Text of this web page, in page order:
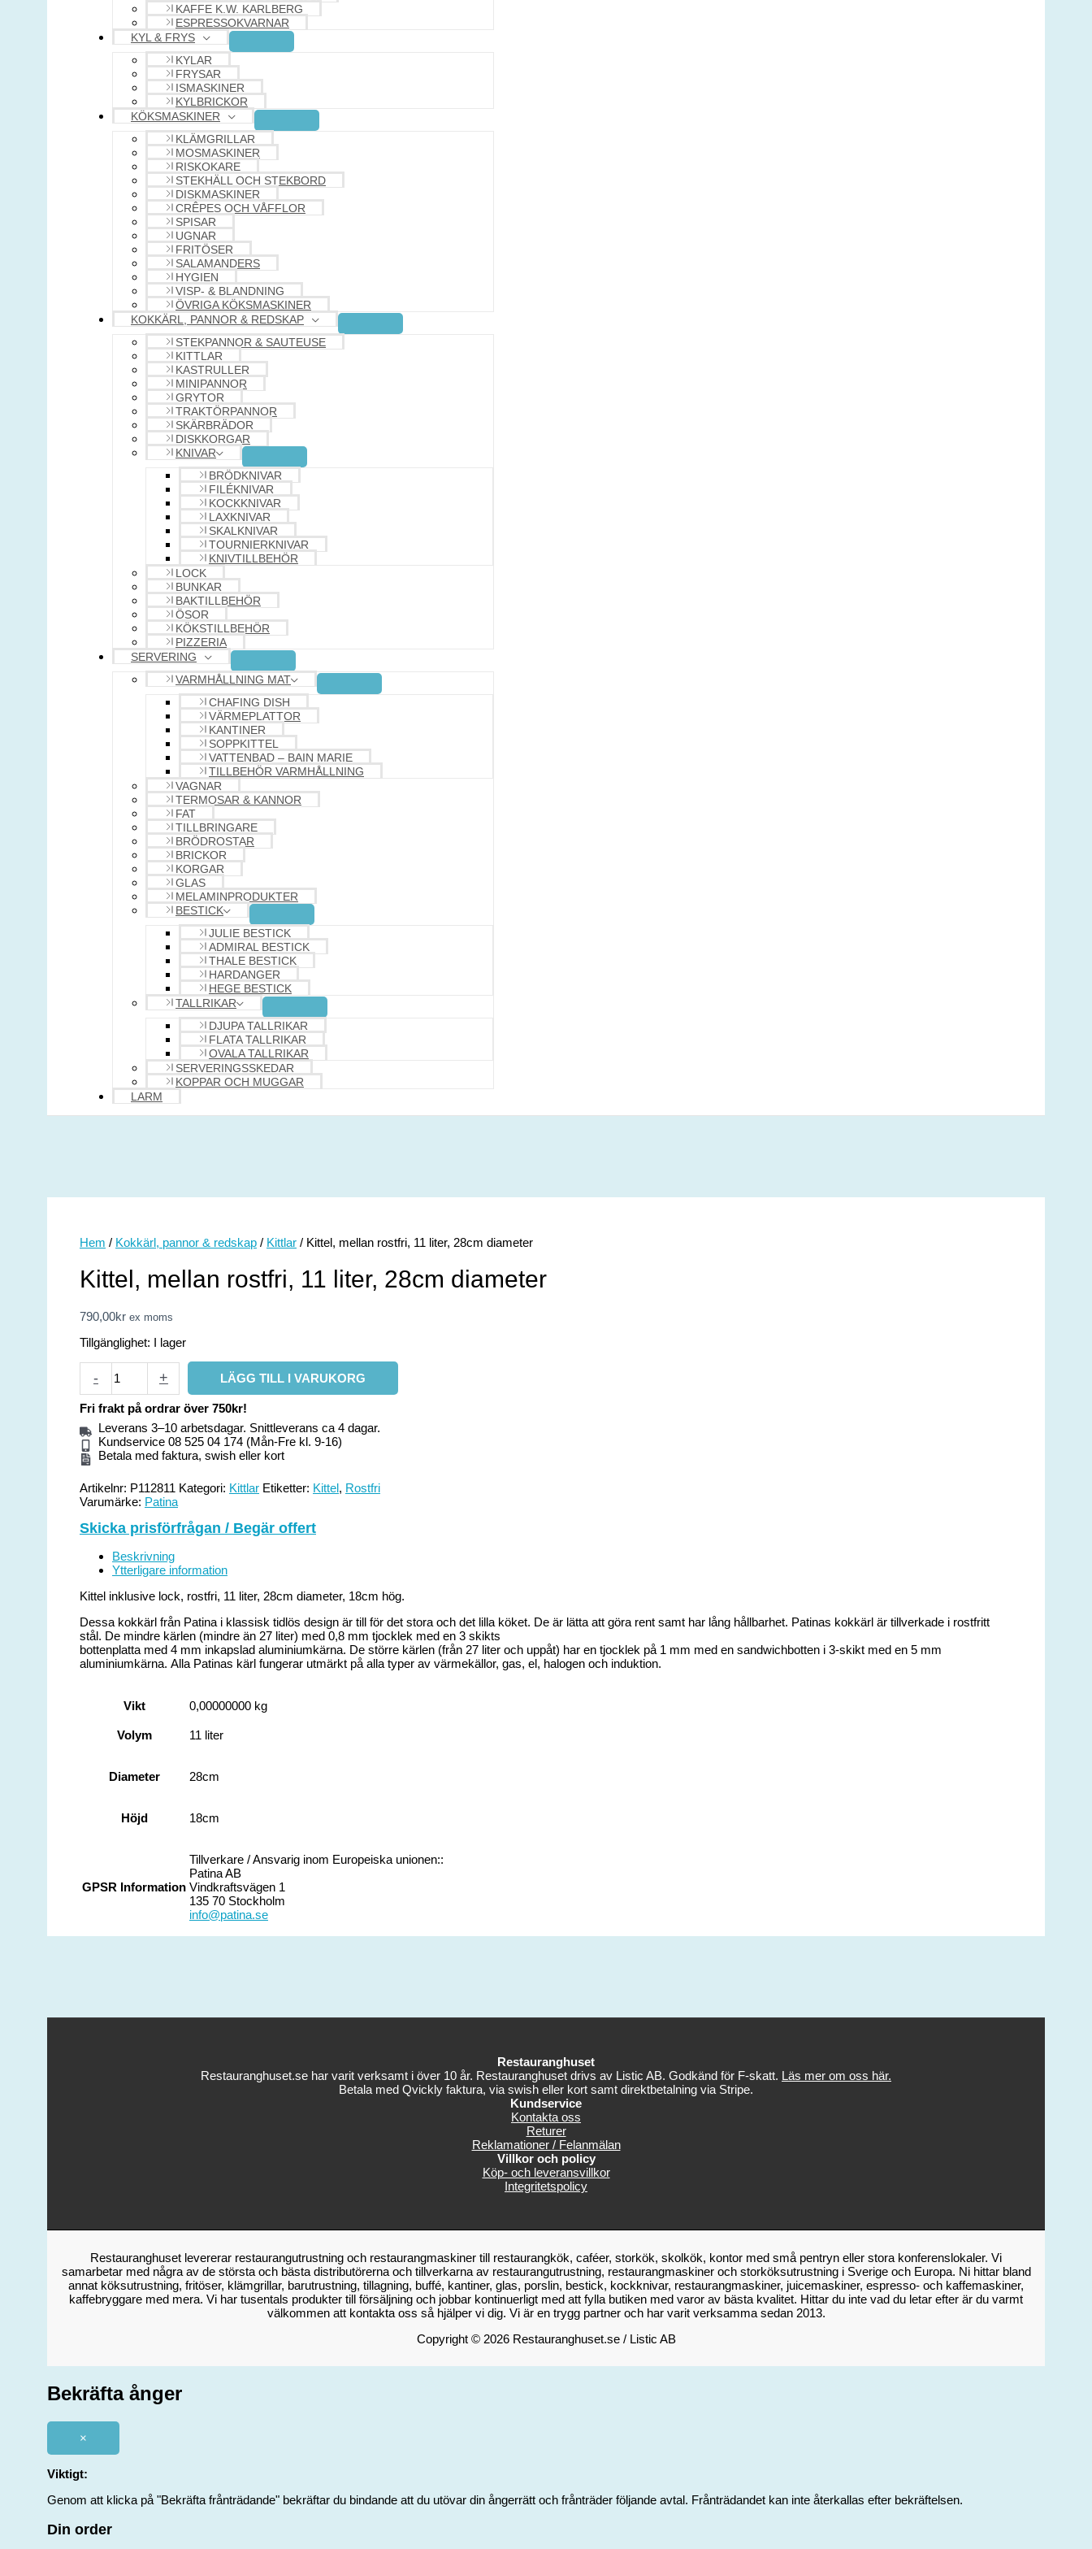
KAFFE K.W. KARLBERG
ESPRESSOKVARNAR
KYL & FRYS
KYLAR
FRYSAR
ISMASKINER
KYLBRICKOR
KÖKSMASKINER
KLÄMGRILLAR
MOSMASKINER
RISKOKARE
STEKHÄLL OCH STEKBORD
DISKMASKINER
CRÊPES OCH VÅFFLOR
SPISAR
UGNAR
FRITÖSER
SALAMANDERS
HYGIEN
VISP- & BLANDNING
ÖVRIGA KÖKSMASKINER
KOKKÄRL, PANNOR & REDSKAP
STEKPANNOR & SAUTEUSE
KITTLAR
KASTRULLER
MINIPANNOR
GRYTOR
TRAKTÖRPANNOR
SKÄRBRÄDOR
DISKKORGAR
KNIVAR
BRÖDKNIVAR
FILÉKNIVAR
KOCKKNIVAR
LAXKNIVAR
SKALKNIVAR
TOURNIERKNIVAR
KNIVTILLBEHÖR
LOCK
BUNKAR
BAKTILLBEHÖR
ÖSOR
KÖKSTILLBEHÖR
PIZZERIA
SERVERING
VARMHÅLLNING MAT
CHAFING DISH
VÄRMEPLATTOR
KANTINER
SOPPKITTEL
VATTENBAD – BAIN MARIE
TILLBEHÖR VARMHÅLLNING
VAGNAR
TERMOSAR & KANNOR
FAT
TILLBRINGARE
BRÖDROSTAR
BRICKOR
KORGAR
GLAS
MELAMINPRODUKTER
BESTICK
JULIE BESTICK
ADMIRAL BESTICK
THALE BESTICK
HARDANGER
HEGE BESTICK
TALLRIKAR
DJUPA TALLRIKAR
FLATA TALLRIKAR
OVALA TALLRIKAR
SERVERINGSSKEDAR
KOPPAR OCH MUGGAR
LARM
Hem / Kokkärl, pannor & redskap / Kittlar / Kittel, mellan rostfri, 11 liter, 28cm diameter
Kittel, mellan rostfri, 11 liter, 28cm diameter
790,00kr ex moms
Tillgänglighet: I lager
- + LÄGG TILL I VARUKORG
Fri frakt på ordrar över 750kr!
Leverans 3–10 arbetsdagar. Snittleverans ca 4 dagar.
Kundservice 08 525 04 174 (Mån-Fre kl. 9-16)
Betala med faktura, swish eller kort
Artikelnr: P112811 Kategori: Kittlar Etiketter: Kittel, Rostfri
Varumärke: Patina
Skicka prisförfrågan / Begär offert
Beskrivning
Ytterligare information
Kittel inklusive lock, rostfri, 11 liter, 28cm diameter, 18cm hög.
Dessa kokkärl från Patina i klassisk tidlös design är till för det stora och det lilla köket. De är lätta att göra rent samt har lång hållbarhet. Patinas kokkärl är tillverkade i rostfritt
stål. De mindre kärlen (mindre än 27 liter) med 0,8 mm tjocklek med en 3 skikts
bottenplatta med 4 mm inkapslad aluminiumkärna. De större kärlen (från 27 liter och uppåt) har en tjocklek på 1 mm med en sandwichbotten i 3-skikt med en 5 mm
aluminiumkärna. Alla Patinas kärl fungerar utmärkt på alla typer av värmekällor, gas, el, halogen och induktion.
Vikt 0,00000000 kg
Volym 11 liter
Diameter 28cm
Höjd 18cm
GPSR Information
Tillverkare / Ansvarig inom Europeiska unionen::
Patina AB
Vindkraftsvägen 1
135 70 Stockholm
info@patina.se
Restauranghuset
Restauranghuset.se har varit verksamt i över 10 år. Restauranghuset drivs av Listic AB. Godkänd för F-skatt. Läs mer om oss här.
Betala med Qvickly faktura, via swish eller kort samt direktbetalning via Stripe.
Kundservice
Kontakta oss
Returer
Reklamationer / Felanmälan
Villkor och policy
Köp- och leveransvillkor
Integritetspolicy
Restauranghuset levererar restaurangutrustning och restaurangmaskiner till restaurangkök, caféer, storkök, skolkök, kontor med små pentryn eller stora konferenslokaler. Vi
samarbetar med några av de största och bästa distributörerna och tillverkarna av restaurangutrustning, restaurangmaskiner och storköksutrustning i Sverige och Europa. Ni hittar bland
annat köksutrustning, fritöser, klämgrillar, barutrustning, tillagning, buffé, kantiner, glas, porslin, bestick, kockknivar, restaurangmaskiner, juicemaskiner, espresso- och kaffemaskiner,
kaffebryggare med mera. Vi har tusentals produkter till försäljning och jobbar kontinuerligt med att fylla butiken med varor av bästa kvalitet. Hittar du inte vad du letar efter är du varmt
välkommen att kontakta oss så hjälper vi dig. Vi är en trygg partner och har varit verksamma sedan 2013.
Copyright © 2026 Restauranghuset.se / Listic AB
Bekräfta ånger
×
Viktigt:
Genom att klicka på "Bekräfta frånträdande" bekräftar du bindande att du utövar din ångerrätt och frånträder följande avtal. Frånträdandet kan inte återkallas efter bekräftelsen.
Din order